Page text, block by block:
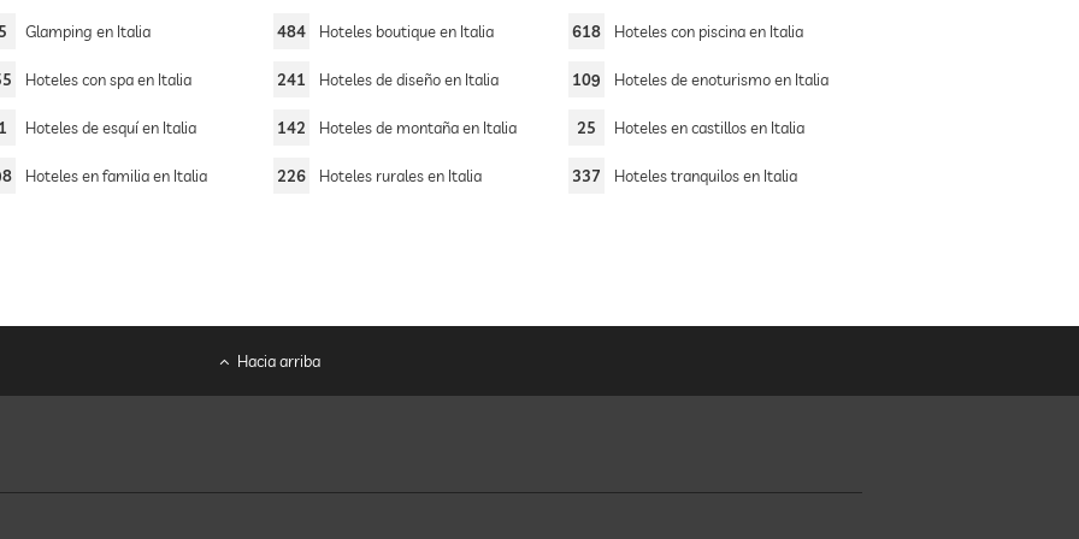
Glamping en Italia 484 Hoteles boutique en Italia 618 Hoteles con piscina en Italia
Hoteles con spa en Italia 241 Hoteles de diseño en Italia 109 Hoteles de enoturismo en Italia
Hoteles de esquí en Italia 142 Hoteles de montaña en Italia 25 Hoteles en castillos en Italia
Hoteles en familia en Italia 226 Hoteles rurales en Italia 337 Hoteles tranquilos en Italia
Hacia arriba